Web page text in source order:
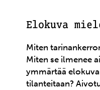
Elokuva
Miten
Miten se ilmenee
ymmärtää
tilanteitaan?